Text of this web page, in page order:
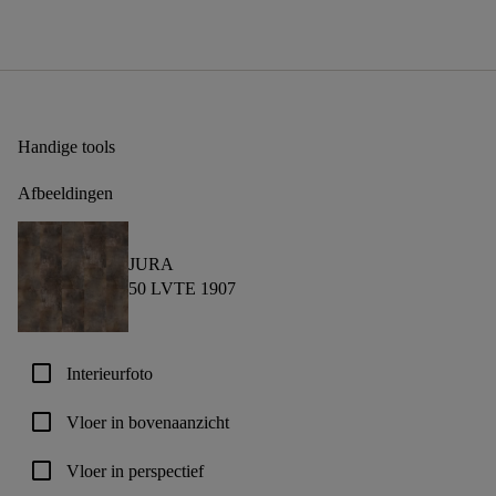
Handige tools
Afbeeldingen
JURA
50 LVTE 1907
check_box_outline_blank Interieurfoto
check_box_outline_blank Vloer in bovenaanzicht
check_box_outline_blank Vloer in perspectief